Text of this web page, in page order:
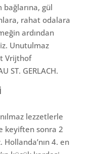
gül
rahat odalara
ardından
Unutulmaz
Vrijthof
ST. GERLACH.
lezzetlerle
keyiften sonra 2
4. en